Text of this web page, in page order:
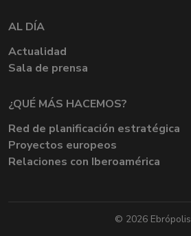
AL DÍA
Actualidad
Sala de prensa
¿QUÉ MÁS HACEMOS?
Red de planificación estratégica
Proyectos europeos
Relaciones con Iberoamérica
© 2026 Ebrópolis